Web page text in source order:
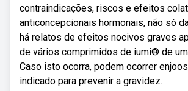
contraindicações, riscos e efeitos
anticoncepcionais hormonais, não só
há relatos de efeitos nocivos graves
de vários comprimidos de iumi® de
Caso isto ocorra, podem ocorrer
indicado para prevenir a gravidez.